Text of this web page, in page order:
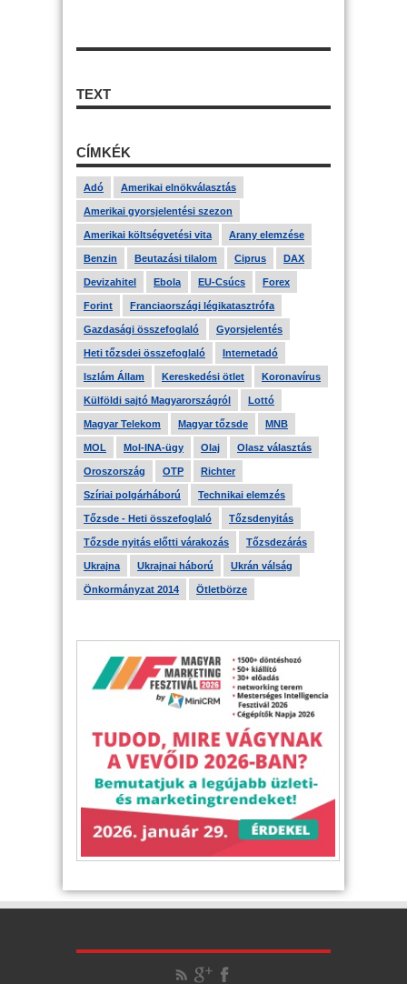
TEXT
CÍMKÉK
Adó Amerikai elnökválasztás
Amerikai gyorsjelentési szezon
Amerikai költségvetési vita Arany elemzése
Benzin Beutazási tilalom Ciprus DAX
Devizahitel Ebola EU-Csúcs Forex
Forint Franciaországi légikatasztrófa
Gazdasági összefoglaló Gyorsjelentés
Heti tőzsdei összefoglaló Internetadó
Iszlám Állam Kereskedési ötlet Koronavírus
Külföldi sajtó Magyarországról Lottó
Magyar Telekom Magyar tőzsde MNB
MOL Mol-INA-ügy Olaj Olasz választás
Oroszország OTP Richter
Szíriai polgárháború Technikai elemzés
Tőzsde - Heti összefoglaló Tőzsdenyitás
Tőzsde nyitás előtti várakozás Tőzsdezárás
Ukrajna Ukrajnai háború Ukrán válság
Önkormányzat 2014 Ötletbörze